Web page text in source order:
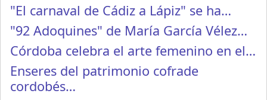
"El carnaval de Cádiz a Lápiz" se ha…
"92 Adoquines" de María García Vélez…
Córdoba celebra el arte femenino en el…
Enseres del patrimonio cofrade
cordobés…